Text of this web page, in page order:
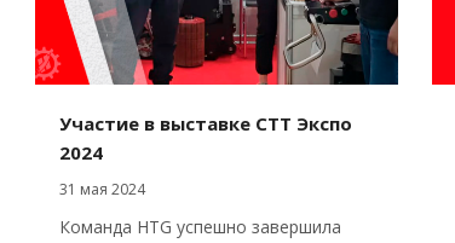
Участие в выставке СТТ Экспо
2024
31 мая 2024
Команда HTG успешно завершила